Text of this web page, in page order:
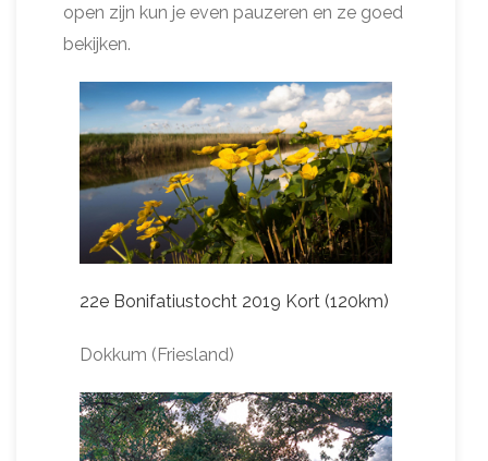
open zijn kun je even pauzeren en ze goed
bekijken.
22e Bonifatiustocht 2019 Kort (120km)
Dokkum (Friesland)